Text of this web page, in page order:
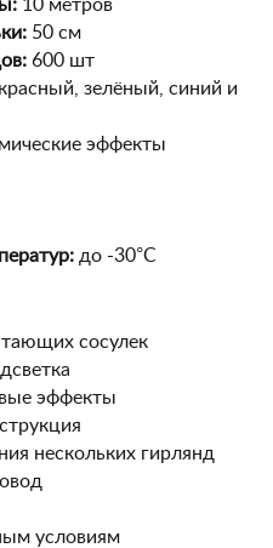
10 метров
50 см
600 шт
зелёный, синий и
эффекты
до -30°C
сосулек
эффекты
нескольких гирлянд
условиям